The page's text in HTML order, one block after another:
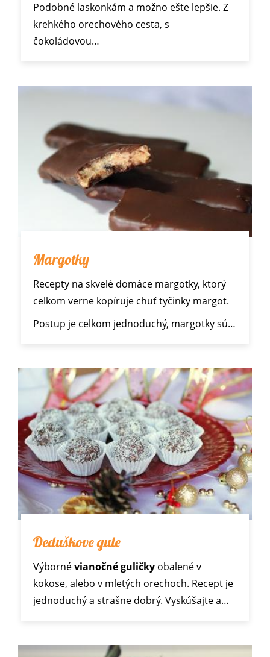
Podobné laskonkám a možno ešte lepšie. Z
krehkého orechového cesta, s
čokoládovou…
Margotky
Recepty na skvelé domáce margotky, ktorý
celkom verne kopíruje chuť tyčinky margot.
Postup je celkom jednoduchý, margotky sú…
Deduškove gule
Výbornévianočné guličky obalené v
kokose, alebo v mletých orechoch. Recept je
jednoduchý a strašne dobrý. Vyskúšajte a…